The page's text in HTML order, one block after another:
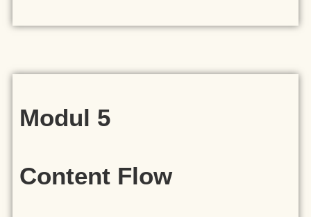
Modul 5
Content Flow